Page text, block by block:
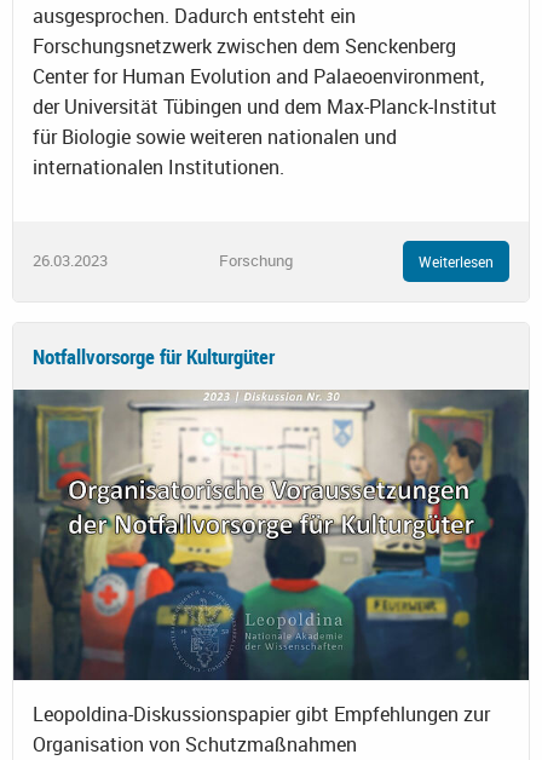
ausgesprochen. Dadurch entsteht ein
Forschungsnetzwerk zwischen dem Senckenberg
Center for Human Evolution and Palaeoenvironment,
der Universität Tübingen und dem Max-Planck-Institut
für Biologie sowie weiteren nationalen und
internationalen Institutionen.
26.03.2023 Forschung Weiterlesen
Notfallvorsorge für Kulturgüter
Leopoldina-Diskussionspapier gibt Empfehlungen zur
Organisation von Schutzmaßnahmen